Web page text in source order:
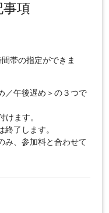
項
帯の指定ができま
／午後遅め＞の３つで
けます。
終了します。
み、参加料と合わせて